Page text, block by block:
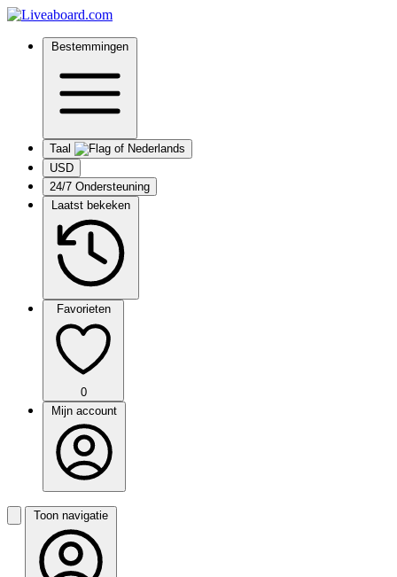
Bestemmingen
Taal
USD
24/7 Ondersteuning
Laatst bekeken
Favorieten
0
Mijn account
Toon navigatie